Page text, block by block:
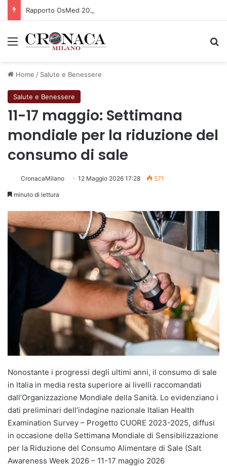
Rapporto OsMed 2025 sull’uso dei farmaci in Italia
Menu
Home / Salute e Benessere
Salute e Benessere
11-17 maggio: Settimana
mondiale per la riduzione del
consumo di sale
CronacaMilano 12 Maggio 2026 17:28 571
minuto di lettura
Nonostante i progressi degli ultimi anni, il consumo di sale
in Italia in media resta superiore ai livelli raccomandati
dall’Organizzazione Mondiale della Sanità. Lo evidenziano i
dati preliminari dell’indagine nazionale Italian Health
Examination Survey – Progetto CUORE 2023-2025, diffusi
in occasione della Settimana Mondiale di Sensibilizzazione
per la Riduzione del Consumo Alimentare di Sale (Salt
Awareness Week 2026 – 11-17 maggio 2026